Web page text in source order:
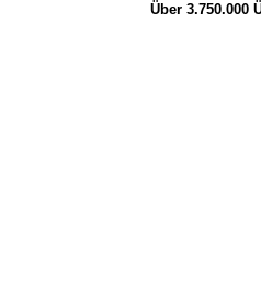
Über 3.750.000